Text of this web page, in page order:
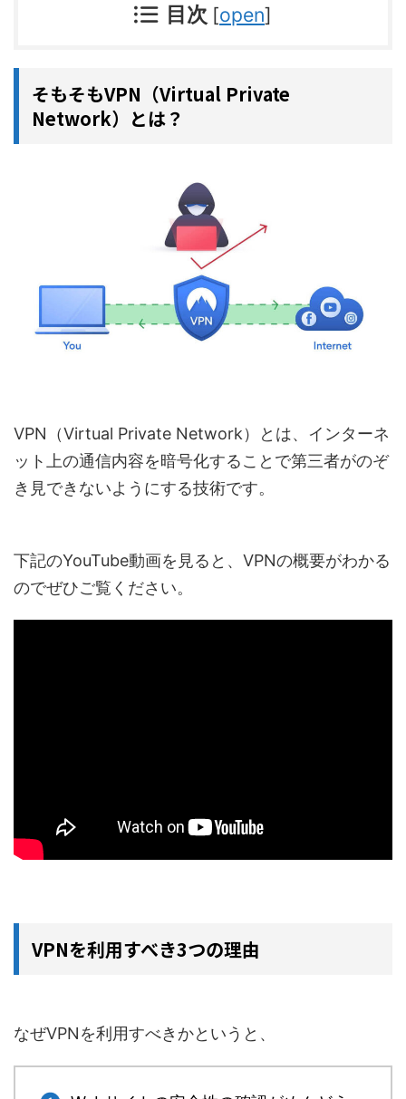
目次 [open]
そもそもVPN（Virtual Private
Network）とは？
VPN（Virtual Private Network）とは、インターネ
ット上の通信内容を暗号化することで第三者がのぞ
き見できないようにする技術です。
下記のYouTube動画を見ると、VPNの概要がわかる
のでぜひご覧ください。
VPNを利用すべき3つの理由
なぜVPNを利用すべきかというと、